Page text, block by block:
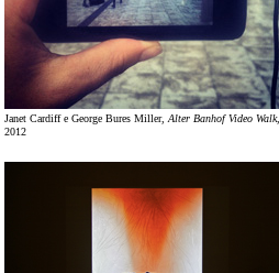
Janet Cardiff e George Bures Miller, Alter Banhof Video Walk,
2012